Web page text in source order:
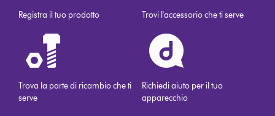
Registra il tuo prodotto Trovi l'accessorio che ti serve
Trova la parte di ricambio che ti
serve
Richiedi aiuto per il tuo
apparecchio